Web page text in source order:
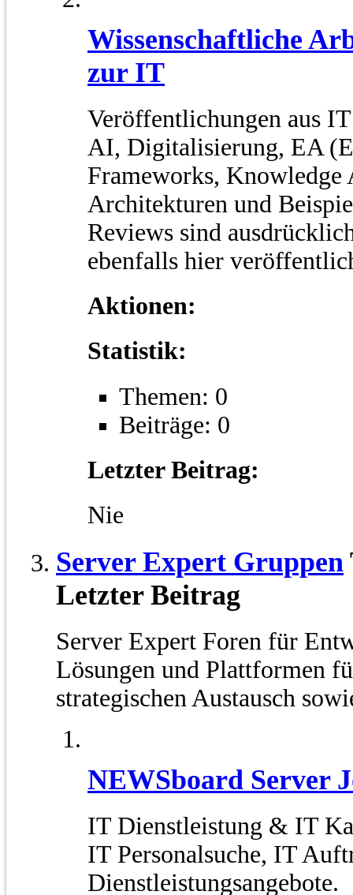
Wissenschaftliche
zur IT
Veröffentlichungen aus
AI, Digitalisierung, EA
Frameworks, Knowledge
Architekturen und
Reviews sind
ebenfalls hier
Aktionen:
Statistik:
Themen: 0
Beiträge: 0
Letzter Beitrag:
Nie
Server Expert Gruppen
Letzter Beitrag
Server Expert Foren für
Lösungen und Plattformen
strategischen Austausch
NEWSboard Server
IT Dienstleistung & IT
IT Personalsuche, IT
Dienstleistungsangebote.